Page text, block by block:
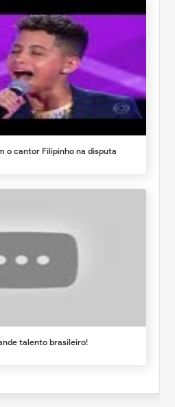
o cantor Filipinho na disputa
talento brasileiro!